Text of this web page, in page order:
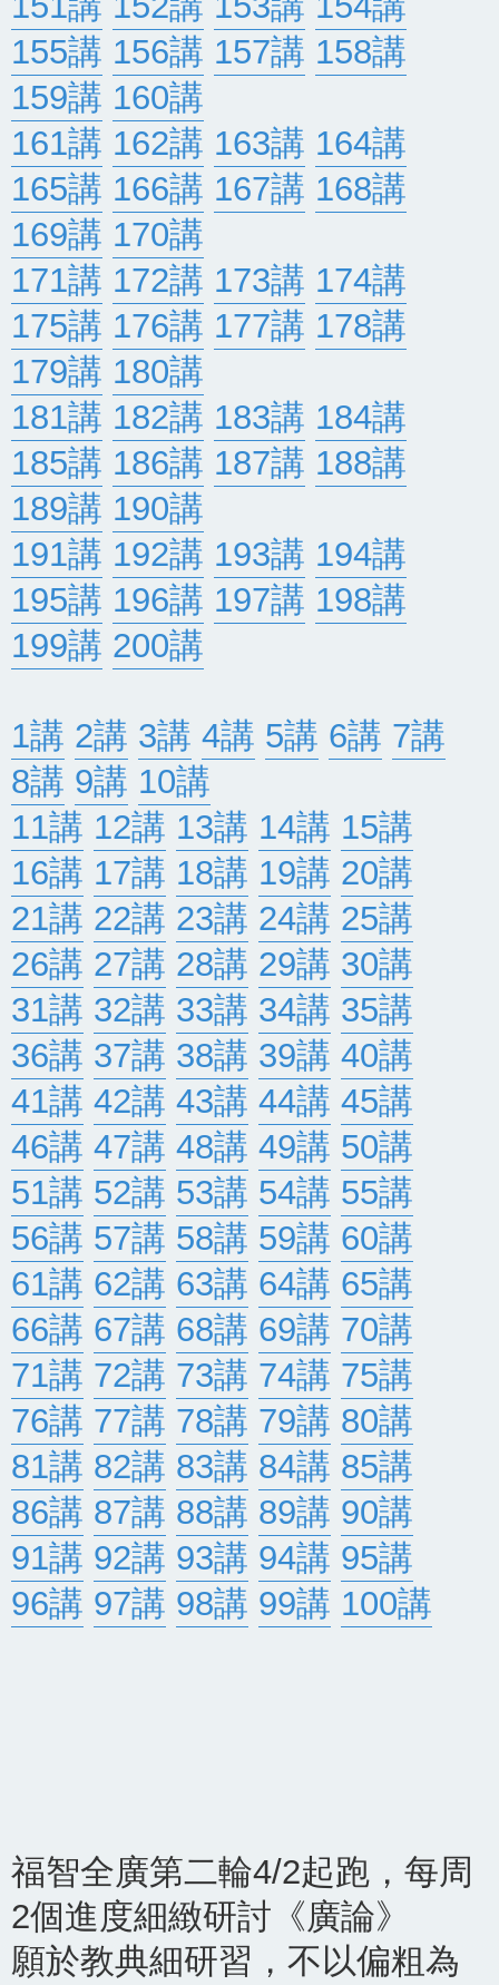
155講 156講 157講 158講
159講 160講
161講 162講 163講 164講
165講 166講 167講 168講
169講 170講
171講 172講 173講 174講
175講 176講 177講 178講
179講 180講
181講 182講 183講 184講
185講 186講 187講 188講
189講 190講
191講 192講 193講 194講
195講 196講 197講 198講
199講 200講
1講 2講 3講 4講 5講 6講 7講
8講 9講 10講
11講 12講 13講 14講 15講
16講 17講 18講 19講 20講
21講 22講 23講 24講 25講
26講 27講 28講 29講 30講
31講 32講 33講 34講 35講
36講 37講 38講 39講 40講
41講 42講 43講 44講 45講
46講 47講 48講 49講 50講
51講 52講 53講 54講 55講
56講 57講 58講 59講 60講
61講 62講 63講 64講 65講
66講 67講 68講 69講 70講
71講 72講 73講 74講 75講
76講 77講 78講 79講 80講
81講 82講 83講 84講 85講
86講 87講 88講 89講 90講
91講 92講 93講 94講 95講
96講 97講 98講 99講 100講
福智全廣第二輪4/2起跑，每周
2個進度細緻研討《廣論》
願於教典細研習，不以偏粗為